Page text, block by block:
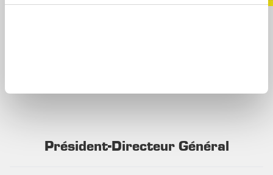
Président-Directeur Général